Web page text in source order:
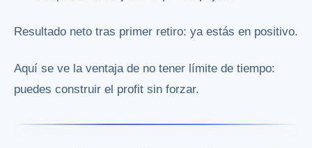
Resultado neto tras primer retiro: ya estás en positivo.
Aquí se ve la ventaja de no tener límite de tiempo:
puedes construir el profit sin forzar.